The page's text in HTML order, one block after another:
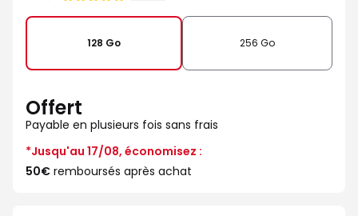
128 Go 256 Go
Offert
Payable en plusieurs fois sans frais
*Jusqu'au 17/08, économisez :
50€ remboursés après achat